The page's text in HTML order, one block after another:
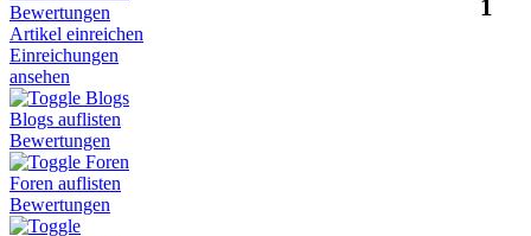
Bewertungen
Artikel einreichen
Einreichungen
ansehen
Blogs
Blogs auflisten
Bewertungen
Foren
Foren auflisten
Bewertungen
1